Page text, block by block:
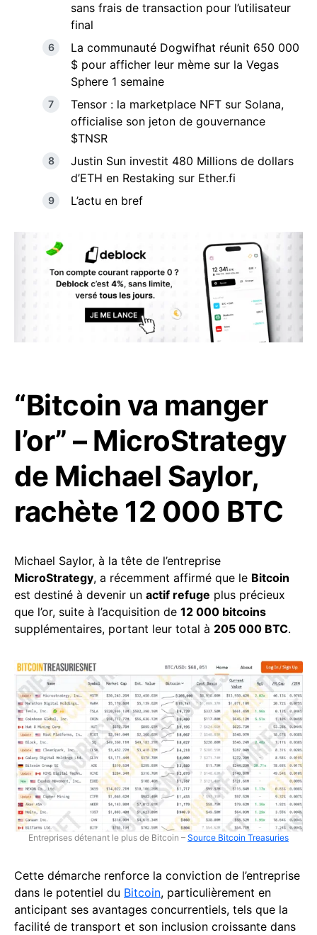
sans frais de transaction pour l’utilisateur
final
La communauté Dogwifhat réunit 650 000
$ pour afficher leur mème sur la Vegas
Sphere 1 semaine
Tensor : la marketplace NFT sur Solana,
officialise son jeton de gouvernance
$TNSR
Justin Sun investit 480 Millions de dollars
d’ETH en Restaking sur Ether.fi
L’actu en bref
“Bitcoin va manger
l’or” – MicroStrategy
de Michael Saylor,
rachète 12 000 BTC
Michael Saylor, à la tête de l’entreprise
MicroStrategy, a récemment affirmé que le Bitcoin
est destiné à devenir un actif refuge plus précieux
que l’or, suite à l’acquisition de 12 000 bitcoins
supplémentaires, portant leur total à 205 000 BTC.
Entreprises détenant le plus de Bitcoin – Source Bitcoin Treasuries
Cette démarche renforce la conviction de l’entreprise
dans le potentiel du Bitcoin, particulièrement en
anticipant ses avantages concurrentiels, tels que la
facilité de transport et son inclusion croissante dans